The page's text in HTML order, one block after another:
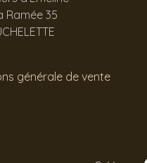
Ramée 35
générale de vente